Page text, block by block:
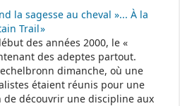
de la CAF présente les disponibilités
maternels.
- - - - - - - - - - - -
mairie
la sagesse au cheval »... À la
Trail »
des années 2000, le «
des adeptes partout.
dimanche, où une
étaient réunis pour une
de découvrir une discipline aux